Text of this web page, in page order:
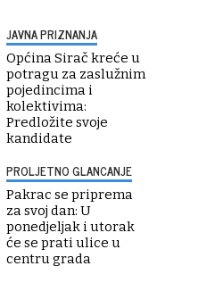
JAVNA PRIZNANJA
Općina Sirač kreće u
potragu za zaslužnim
pojedincima i
kolektivima:
Predložite svoje
kandidate
PROLJETNO GLANCANJE
Pakrac se priprema
za svoj dan: U
ponedjeljak i utorak
će se prati ulice u
centru grada